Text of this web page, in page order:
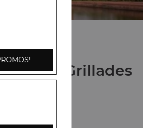
Grillades